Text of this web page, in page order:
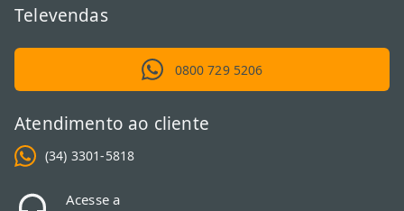
Televendas
0800 729 5206
Atendimento ao cliente
(34) 3301-5818
Acesse a